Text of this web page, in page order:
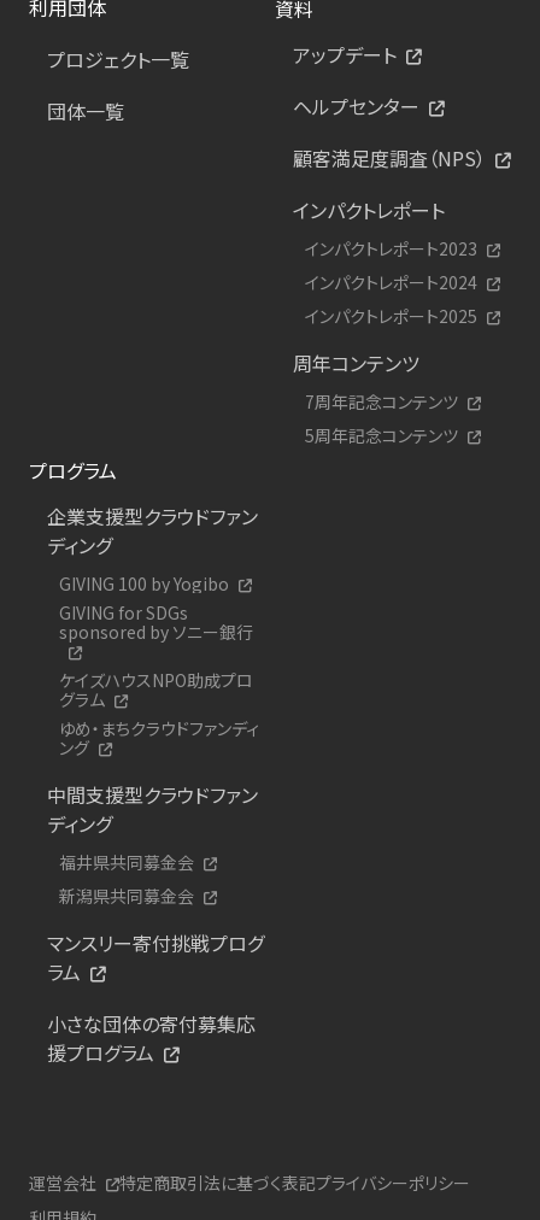
利用団体
プロジェクト一覧
団体一覧
資料
アップデート
ヘルプセンター
顧客満足度調査（NPS）
インパクトレポート
インパクトレポート2023
インパクトレポート2024
インパクトレポート2025
周年コンテンツ
7周年記念コンテンツ
5周年記念コンテンツ
プログラム
企業支援型クラウドファン
ディング
GIVING 100 by Yogibo
GIVING for SDGs
sponsored by ソニー銀行
ケイズハウスNPO助成プロ
グラム
ゆめ・まちクラウドファンディ
ング
中間支援型クラウドファン
ディング
福井県共同募金会
新潟県共同募金会
マンスリー寄付挑戦プログ
ラム
小さな団体の寄付募集応
援プログラム
運営会社 特定商取引法に基づく表記プライバシーポリシー